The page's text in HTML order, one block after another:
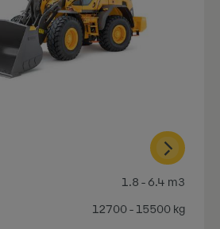
1.8 - 6.4 m3
12700 - 15500 kg